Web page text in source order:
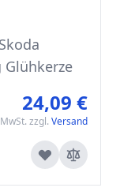
24,09 €
zzgl. Versand